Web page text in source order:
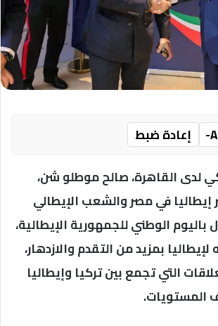
A-
إعادة ضبط
لدى القاهرة، صالح موطلو شن،
إيطاليا في مصر والشعب الإيطالي
باليوم الوطني للجمهورية الإيطالية،
بمزيد من التقدم والازدهار،
التي تجمع بين تركيا وإيطاليا
المستويات.